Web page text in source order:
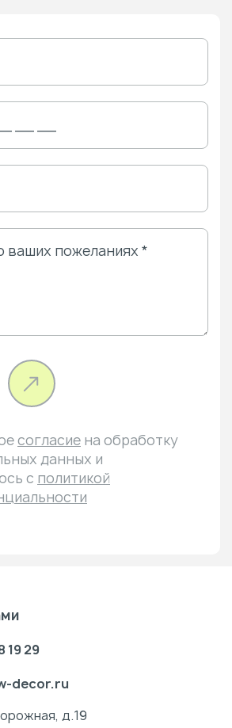
согласие на обработку
данных и
с политикой
19 29
decor.ru
д.19